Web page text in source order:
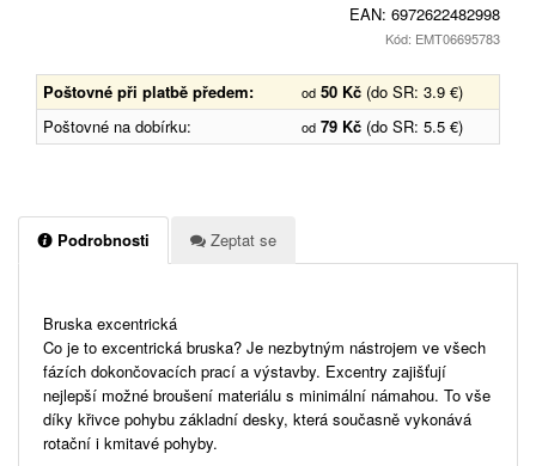
EAN: 6972622482998
Kód: EMT06695783
Poštovné při platbě předem: od 50 Kč (do SR: 3.9 €)
Poštovné na dobírku:
od 79 Kč (do SR: 5.5 €)
Podrobnosti Zeptat se
Bruska excentrická
Co je to excentrická bruska? Je nezbytným nástrojem ve všech
fázích dokončovacích prací a výstavby. Excentry zajišťují
nejlepší možné broušení materiálu s minimální námahou. To vše
díky křivce pohybu základní desky, která současně vykonává
rotační i kmitavé pohyby.